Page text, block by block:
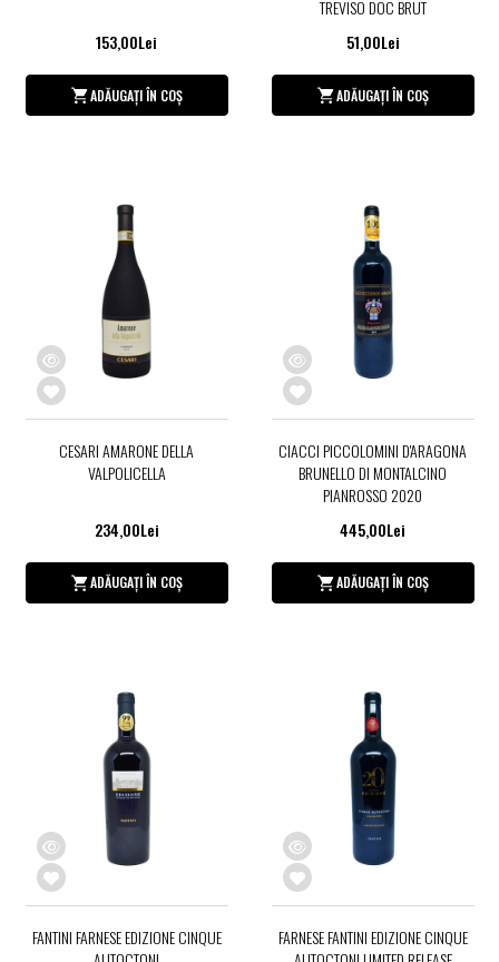
153,00Lei
ADĂUGAȚI ÎN COȘ
TREVISO DOC BRUT
51,00Lei
ADĂUGAȚI ÎN COȘ
CESARI AMARONE DELLA
VALPOLICELLA
234,00Lei
ADĂUGAȚI ÎN COȘ
CIACCI PICCOLOMINI D'ARAGONA
BRUNELLO DI MONTALCINO
PIANROSSO 2020
445,00Lei
ADĂUGAȚI ÎN COȘ
FANTINI FARNESE EDIZIONE CINQUE
FARNESE FANTINI EDIZIONE CINQUE